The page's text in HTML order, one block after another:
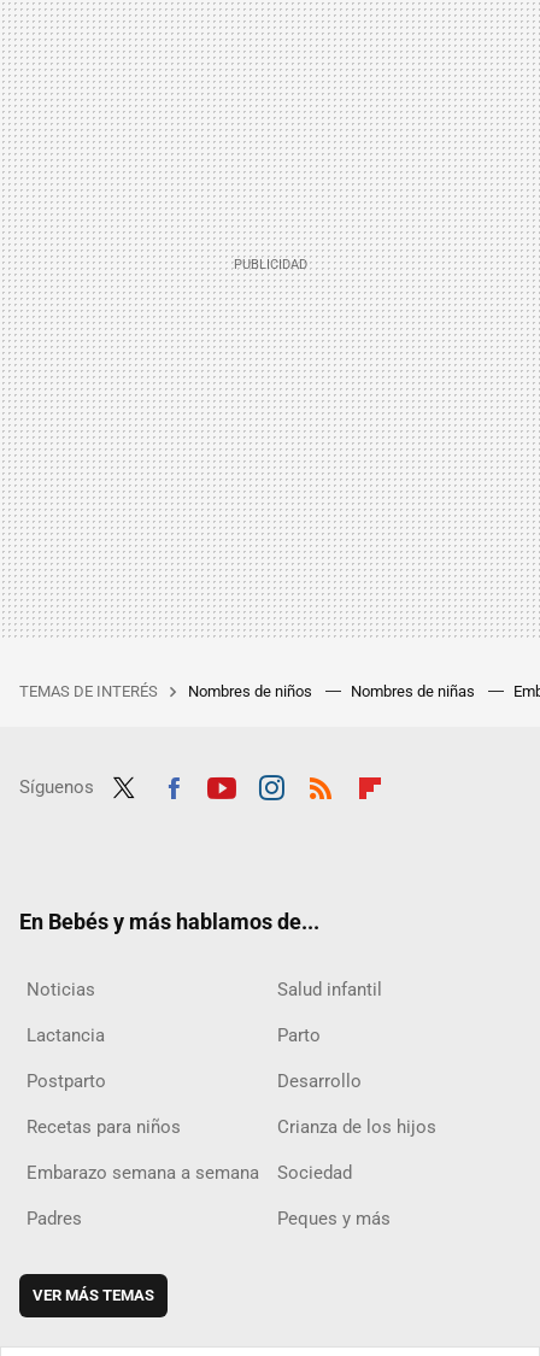
TEMAS DE INTERÉS Nombres de niños Nombres de niñas
Síguenos
En Bebés y más hablamos de...
Noticias Salud infantil
Lactancia Parto
Postparto Desarrollo
Recetas para niños Crianza de los hijos
Embarazo semana a semana Sociedad
Padres Peques y más
VER MÁS TEMAS